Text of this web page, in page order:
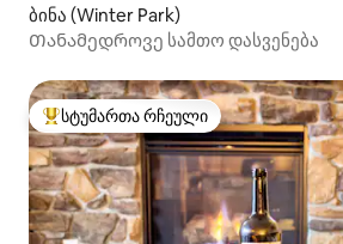
ბინა (Winter Park)
Თანამედროვე სამთო დასვენება
სტუმართა რჩეული მოწინავე ვარიანტი
სტუმართა რჩეული